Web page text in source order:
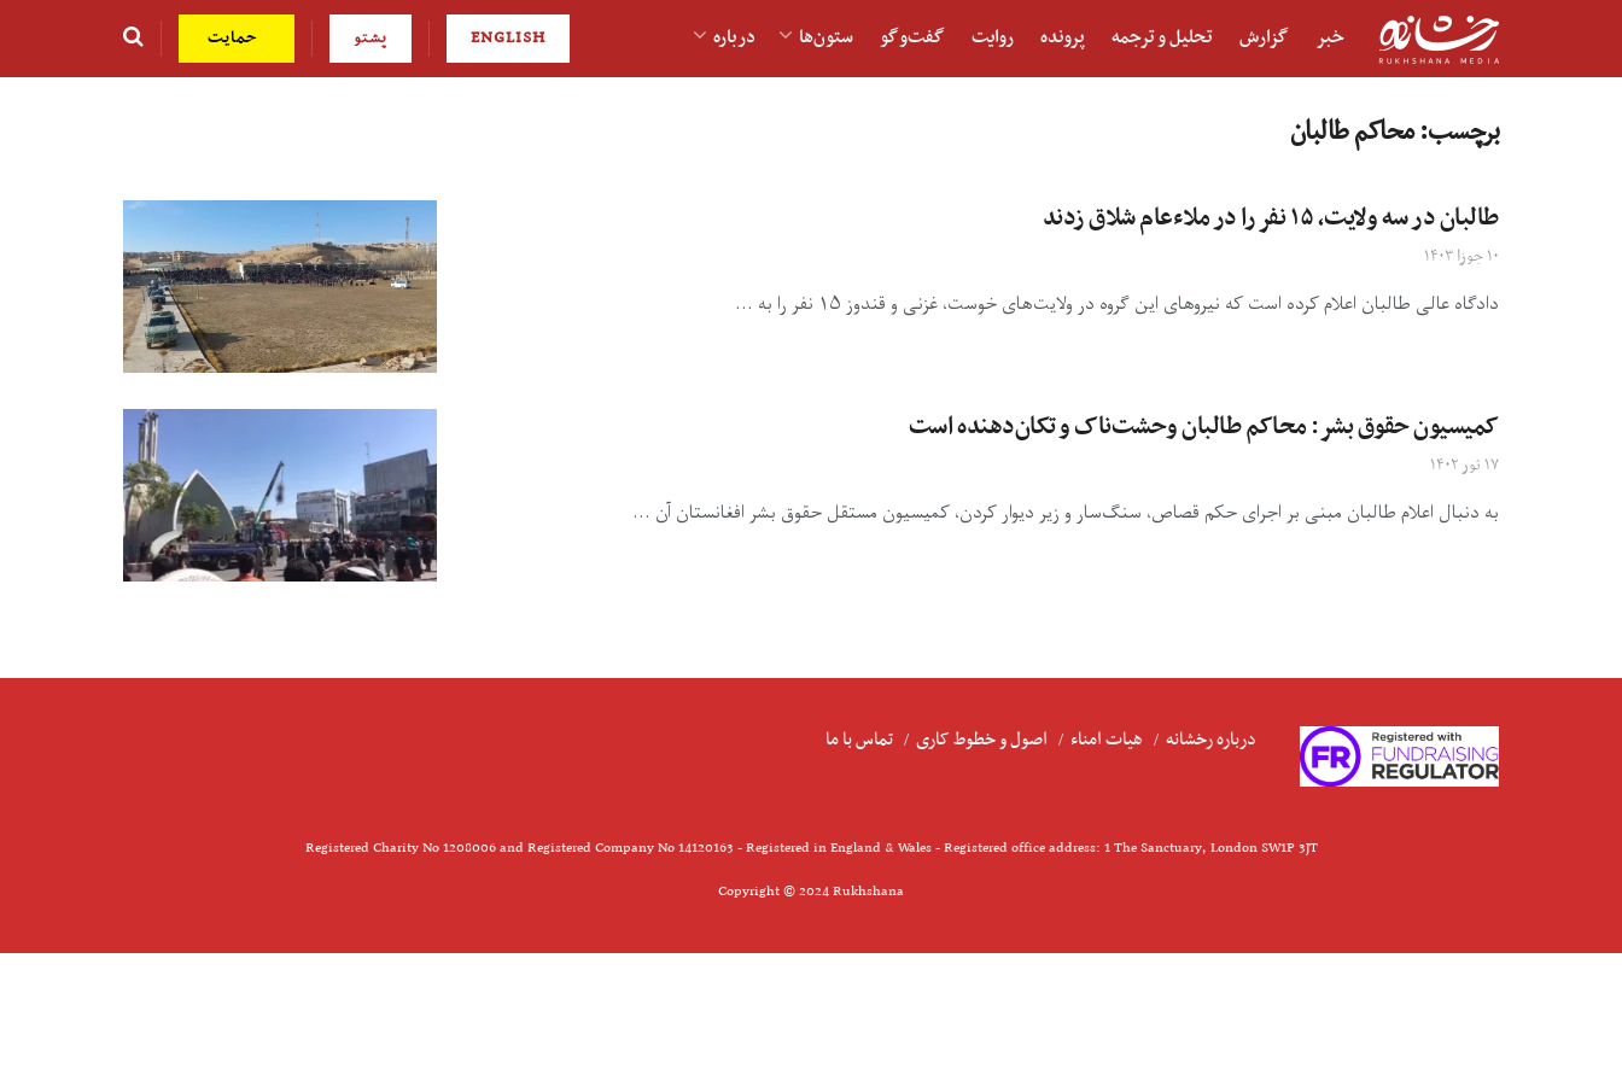
خبر گزارش تحلیل و ترجمه پرونده روایت گفت‌و‎گو ستون‌ها درباره ENGLISH پشتو حمایت
برچسب:محاکم طالبان
طالبان در سه ولایت، ۱۵ نفر را در ملاءعام شلاق زدند
۱۰ جوزا ۱۴۰۳
دادگاه عالی طالبان اعلام کرده است که نیروهای این گروه در ولایت‌های خوست، غزنی و قندوز ۱۵ نفر را به ...
کمیسیون حقوق بشر: محاکم طالبان وحشت‌ناک و تکان‌دهنده است
۱۷ ثور ۱۴۰۲
به دنبال اعلام طالبان مبنی بر اجرای حکم قصاص، سنگ‌سار و زیر دیوار کردن، کمیسیون مستقل حقوق بشر افغانستان آن ...
درباره رخشانه هیات امناء اصول و خطوط کاری تماس با ما
Registered Charity No 1208006 and Registered Company No 14120163 - Registered in England & Wales - Registered office address: 1 The Sanctuary, London SW1P 3JT
Copyright © 2024 Rukhshana